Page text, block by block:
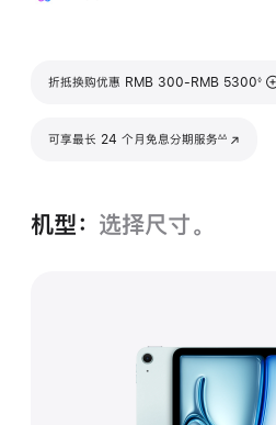
折抵换购优惠 RMB 300-RMB 5300
脚注
◊
可享最长 24 个月免息分期服务∆∆
(在新窗口中打开)
机型： 选择尺寸。